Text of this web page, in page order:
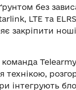
без
LTE та
закріпити
команда
технікою,
інтегрують